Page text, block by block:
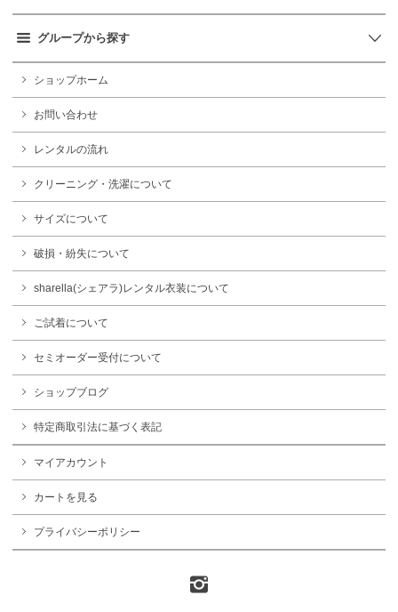
グループから探す
ショップホーム
お問い合わせ
レンタルの流れ
クリーニング・洗濯について
サイズについて
破損・紛失について
sharella(シェアラ)レンタル衣装について
ご試着について
セミオーダー受付について
ショップブログ
特定商取引法に基づく表記
マイアカウント
カートを見る
プライバシーポリシー